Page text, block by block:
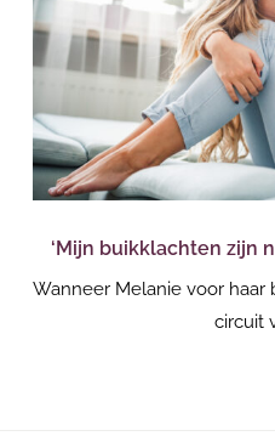
‘Mijn buikklachten zijn
Wanneer Melanie voor
circuit